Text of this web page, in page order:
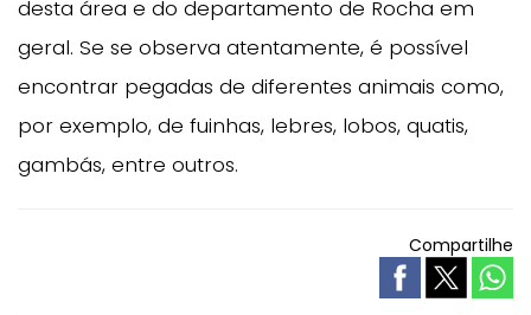
desta área e do departamento de Rocha em
geral. Se se observa atentamente, é possível
encontrar pegadas de diferentes animais como,
por exemplo, de fuinhas, lebres, lobos, quatis,
gambás, entre outros.
Compartilhe